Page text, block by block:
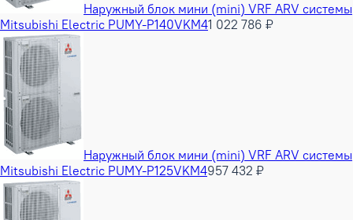
Наружный блок мини (mini) VRF ARV системы
Mitsubishi Electric PUMY-P140VKM41 022 786 ₽
Наружный блок мини (mini) VRF ARV системы
Mitsubishi Electric PUMY-P125VKM4957 432 ₽